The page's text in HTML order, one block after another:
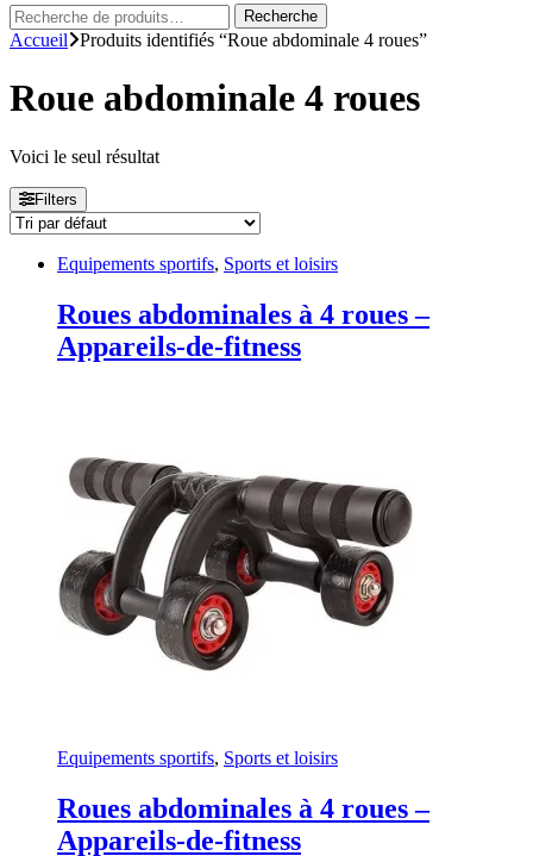
Recherche
pour :
Recherche
Accueil Produits identifiés “Roue abdominale 4 roues”
Roue abdominale 4 roues
Voici le seul résultat
Filters
Equipements sportifs, Sports et loisirs
Roues abdominales à 4 roues –
Appareils-de-fitness
Equipements sportifs, Sports et loisirs
Roues abdominales à 4 roues –
Appareils-de-fitness